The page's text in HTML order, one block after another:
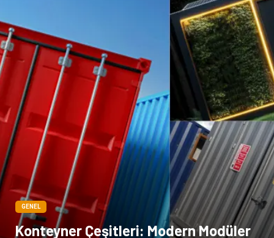
GENEL
Konteyner Çeşitleri: Modern Modüler